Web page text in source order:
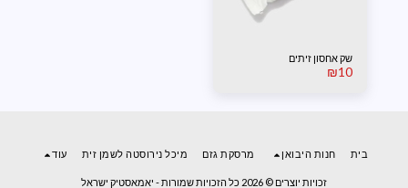
שק אחסון זיתים
₪10
בית חנות היבואן מרסקת גזם מיכל נירוסטה לשמן זית עוד
זכויות יוצרים © 2026 כל הזכויות שמורות - יאמאסטיק ישראל